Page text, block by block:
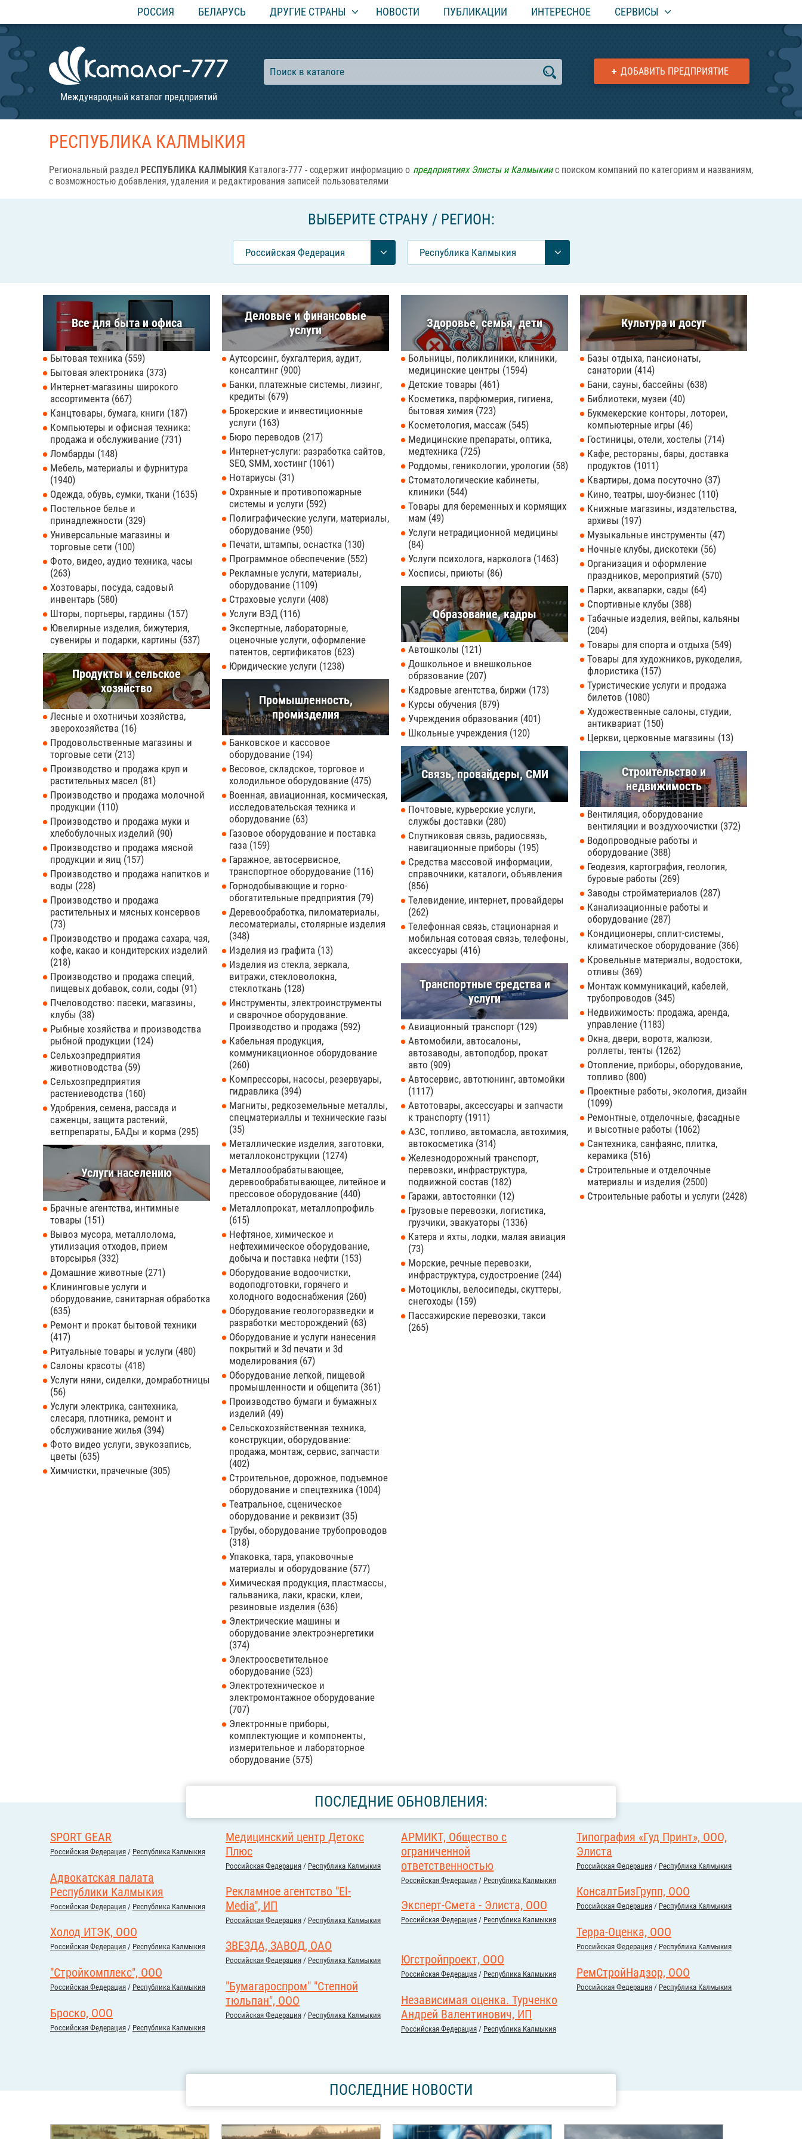
РОССИЯ БЕЛАРУСЬ ДРУГИЕ СТРАНЫ НОВОСТИ ПУБЛИКАЦИИ ИНТЕРЕСНОЕ СЕРВИСЫ
Международный каталог предприятий
ДОБАВИТЬ ПРЕДПРИЯТИЕ
РЕСПУБЛИКА КАЛМЫКИЯ
Региональный раздел РЕСПУБЛИКА КАЛМЫКИЯ Каталога-777 - содержит информацию о предприятиях Элисты и Калмыкиис поиском компаний по категориям и названиям,
с возможностью добавления, удаления и редактирования записей пользователями
ВЫБЕРИТЕ СТРАНУ / РЕГИОН:
Российcкая Федерация Республика Калмыкия
Все для быта и офиса
Бытовая техника 559
Бытовая электроника 373
Интернет-магазины широкого
ассортимента 667
Канцтовары, бумага, книги 187
Компьютеры и офисная техника:
продажа и обслуживание 731
Ломбарды 148
Мебель, материалы и фурнитура
1940
Одежда, обувь, сумки, ткани 1635
Постельное белье и
принадлежности 329
Универсальные магазины и
торговые сети 100
Фото, видео, аудио техника, часы
263
Хозтовары, посуда, садовый
инвентарь 580
Шторы, портьеры, гардины 157
Ювелирные изделия, бижутерия,
сувениры и подарки, картины 537
Деловые и финансовые
услуги
Аутсорсинг, бухгалтерия, аудит,
консалтинг 900
Банки, платежные системы, лизинг,
кредиты 679
Брокерские и инвестиционные
услуги 163
Бюро переводов 217
Интернет-услуги: разработка сайтов,
SEO, SMM, хостинг 1061
Нотариусы 31
Охранные и противопожарные
системы и услуги 592
Полиграфические услуги, материалы,
оборудование 950
Печати, штампы, оснастка 130
Программное обеспечение 552
Рекламные услуги, материалы,
оборудование 1109
Страховые услуги 408
Услуги ВЭД 116
Экспертные, лабораторные,
оценочные услуги, оформление
патентов, сертификатов 623
Юридические услуги 1238
Здоровье, семья, дети
Больницы, поликлиники, клиники,
медицинские центры 1594
Детские товары 461
Косметика, парфюмерия, гигиена,
бытовая химия 723
Косметология, массаж 545
Медицинские препараты, оптика,
медтехника 725
Роддомы, геникологии, урологии 58
Стоматологические кабинеты,
клиники 544
Товары для беременных и кормящих
мам 49
Услуги нетрадиционной медицины
84
Услуги психолога, нарколога 1463
Хосписы, приюты 86
Культура и досуг
Базы отдыха, пансионаты,
санатории 414
Бани, сауны, бассейны 638
Библиотеки, музеи 40
Букмекерские конторы, лотореи,
компьютерные игры 46
Гостиницы, отели, хостелы 714
Кафе, рестораны, бары, доставка
продуктов 1011
Квартиры, дома посуточно 37
Кино, театры, шоу-бизнес 110
Книжные магазины, издательства,
архивы 197
Музыкальные инструменты 47
Ночные клубы, дискотеки 56
Организация и оформление
праздников, мероприятий 570
Парки, аквапарки, сады 64
Спортивные клубы 388
Табачные изделия, вейпы, кальяны
204
Товары для спорта и отдыха 549
Товары для художников, рукоделия,
флористика 157
Туристические услуги и продажа
билетов 1080
Художественные салоны, студии,
антиквариат 150
Церкви, церковные магазины 13
Образование, кадры
Автошколы 121
Дошкольное и внешкольное
образование 207
Кадровые агентства, биржи 173
Курсы обучения 879
Учреждения образования 401
Школьные учреждения 120
Продукты и сельское
хозяйство
Лесные и охотничьи хозяйства,
зверохозяйства 16
Продовольственные магазины и
торговые сети 213
Производство и продажа круп и
растительных масел 81
Производство и продажа молочной
продукции 110
Производство и продажа муки и
хлебобулочных изделий 90
Производство и продажа мясной
продукции и яиц 157
Производство и продажа напитков и
воды 228
Производство и продажа
растительных и мясных консервов
73
Производство и продажа сахара, чая,
кофе, какао и кондитерских изделий
218
Производство и продажа специй,
пищевых добавок, соли, соды 91
Пчеловодство: пасеки, магазины,
клубы 38
Рыбные хозяйства и производства
рыбной продукции 124
Сельхозпредприятия
животноводства 59
Сельхозпредприятия
растениеводства 160
Удобрения, семена, рассада и
саженцы, защита растений,
ветпрепараты, БАДы и корма 295
Промышленность,
промизделия
Банковское и кассовое
оборудование 194
Весовое, складское, торговое и
холодильное оборудование 475
Военная, авиационная, космическая,
исследовательская техника и
оборудование 63
Газовое оборудование и поставка
газа 159
Гаражное, автосервисное,
транспортное оборудование 116
Горнодобывающие и горно-
обогатительные предприятия 79
Деревообработка, пиломатериалы,
лесоматериалы, столярные изделия
348
Изделия из графита 13
Изделия из стекла, зеркала,
витражи, стекловолокна,
стеклоткань 128
Инструменты, электроинструменты
и сварочное оборудование.
Производство и продажа 592
Кабельная продукция,
коммуникационное оборудование
260
Компрессоры, насосы, резервуары,
гидравлика 394
Магниты, редкоземельные металлы,
спецматериаллы и технические газы
35
Металлические изделия, заготовки,
металлоконструкции 1274
Металлообрабатывающее,
деревообрабатывающее, литейное и
прессовое оборудование 440
Металлопрокат, металлопрофиль
615
Нефтяное, химическое и
нефтехимическое оборудование,
добыча и поставка нефти 153
Оборудование водоочистки,
водоподготовки, горячего и
холодного водоснабжения 260
Оборудование геологоразведки и
разработки месторождений 63
Оборудование и услуги нанесения
покрытий и 3d печати и 3d
моделирования 67
Оборудование легкой, пищевой
промышленности и общепита 361
Производство бумаги и бумажных
изделий 49
Сельскохозяйственная техника,
конструкции, оборудование:
продажа, монтаж, сервис, запчасти
402
Строительное, дорожное, подъемное
оборудование и спецтехника 1004
Театральное, сценическое
оборудование и реквизит 35
Трубы, оборудование трубопроводов
318
Упаковка, тара, упаковочные
материалы и оборудование 577
Химическая продукция, пластмассы,
гальваника, лаки, краски, клеи,
резиновые изделия 636
Электрические машины и
оборудование электроэнергетики
374
Электроосветительное
оборудование 523
Электротехническое и
электромонтажное оборудование
707
Электронные приборы,
комплектующие и компоненты,
измерительное и лабораторное
оборудование 575
Связь, провайдеры, СМИ
Почтовые, курьерские услуги,
службы доставки 280
Спутниковая связь, радиосвязь,
навигационные приборы 195
Средства массовой информации,
справочники, каталоги, объявления
856
Телевидение, интернет, провайдеры
262
Телефонная связь, стационарная и
мобильная сотовая связь, телефоны,
аксессуары 416
Строительство и
недвижимость
Вентиляция, оборудование
вентиляции и воздухоочистки 372
Водопроводные работы и
оборудование 388
Геодезия, картография, геология,
буровые работы 269
Заводы стройматериалов 287
Канализационные работы и
оборудование 287
Кондиционеры, сплит-системы,
климатическое оборудование 366
Кровельные материалы, водостоки,
отливы 369
Монтаж коммуникаций, кабелей,
трубопроводов 345
Недвижимость: продажа, аренда,
управление 1183
Окна, двери, ворота, жалюзи,
роллеты, тенты 1262
Отопление, приборы, оборудование,
топливо 800
Проектные работы, экология, дизайн
1099
Ремонтные, отделочные, фасадные
и высотные работы 1062
Сантехника, санфаянс, плитка,
керамика 516
Строительные и отделочные
материалы и изделия 2500
Строительные работы и услуги 2428
Транспортные средства и
услуги
Авиационный транспорт 129
Автомобили, автосалоны,
автозаводы, автоподбор, прокат
авто 909
Автосервис, автотюнинг, автомойки
1117
Автотовары, аксессуары и запчасти
к транспорту 1911
АЗС, топливо, автомасла, автохимия,
автокосметика 314
Железнодорожный транспорт,
перевозки, инфраструктура,
подвижной состав 182
Гаражи, автостоянки 12
Грузовые перевозки, логистика,
грузчики, эвакуаторы 1336
Катера и яхты, лодки, малая авиация
73
Морские, речные перевозки,
инфраструктура, судостроение 244
Мотоциклы, велосипеды, скуттеры,
снегоходы 159
Пассажирские перевозки, такси
265
Услуги населению
Брачные агентства, интимные
товары 151
Вывоз мусора, металлолома,
утилизация отходов, прием
вторсырья 332
Домашние животные 271
Клининговые услуги и
оборудование, санитарная обработка
635
Ремонт и прокат бытовой техники
417
Ритуальные товары и услуги 480
Салоны красоты 418
Услуги няни, сиделки, домработницы
56
Услуги электрика, сантехника,
слесаря, плотника, ремонт и
обслуживание жилья 394
Фото видео услуги, звукозапись,
цветы 635
Химчистки, прачечные 305
ПОСЛЕДНИЕ ОБНОВЛЕНИЯ:
SPORT GEAR
Российcкая Федерация / Республика Калмыкия
Медицинский центр Детокс
Плюс
Российcкая Федерация / Республика Калмыкия
АРМИКТ, Общество с
ограниченной
ответственностью
Российcкая Федерация / Республика Калмыкия
Типография «Гуд Принт», ООО,
Элиста
Российcкая Федерация / Республика Калмыкия
Адвокатская палата
Республики Калмыкия
Российcкая Федерация / Республика Калмыкия
Рекламное агентство "El-
Media", ИП
Российcкая Федерация / Республика Калмыкия
КонсалтБизГрупп, ООО
Российcкая Федерация / Республика Калмыкия
Эксперт-Смета - Элиста, ООО
Российcкая Федерация / Республика Калмыкия
Холод ИТЭК, ООО
Российcкая Федерация / Республика Калмыкия
Терра-Оценка, ООО
Российcкая Федерация / Республика Калмыкия
ЗВЕЗДА, ЗАВОД, ОАО
Российcкая Федерация / Республика Калмыкия Югстройпроект, ООО
Российcкая Федерация / Республика Калмыкия
"Стройкомплекс", ООО
Российcкая Федерация / Республика Калмыкия
РемСтройНадзор, ООО
Российcкая Федерация / Республика Калмыкия
"Бумагароспром" "Степной
тюльпан", ООО
Российcкая Федерация / Республика Калмыкия
Независимая оценка. Турченко
Андрей Валентинович, ИП
Российcкая Федерация / Республика Калмыкия
Броско, ООО
Российcкая Федерация / Республика Калмыкия
ПОСЛЕДНИЕ НОВОСТИ